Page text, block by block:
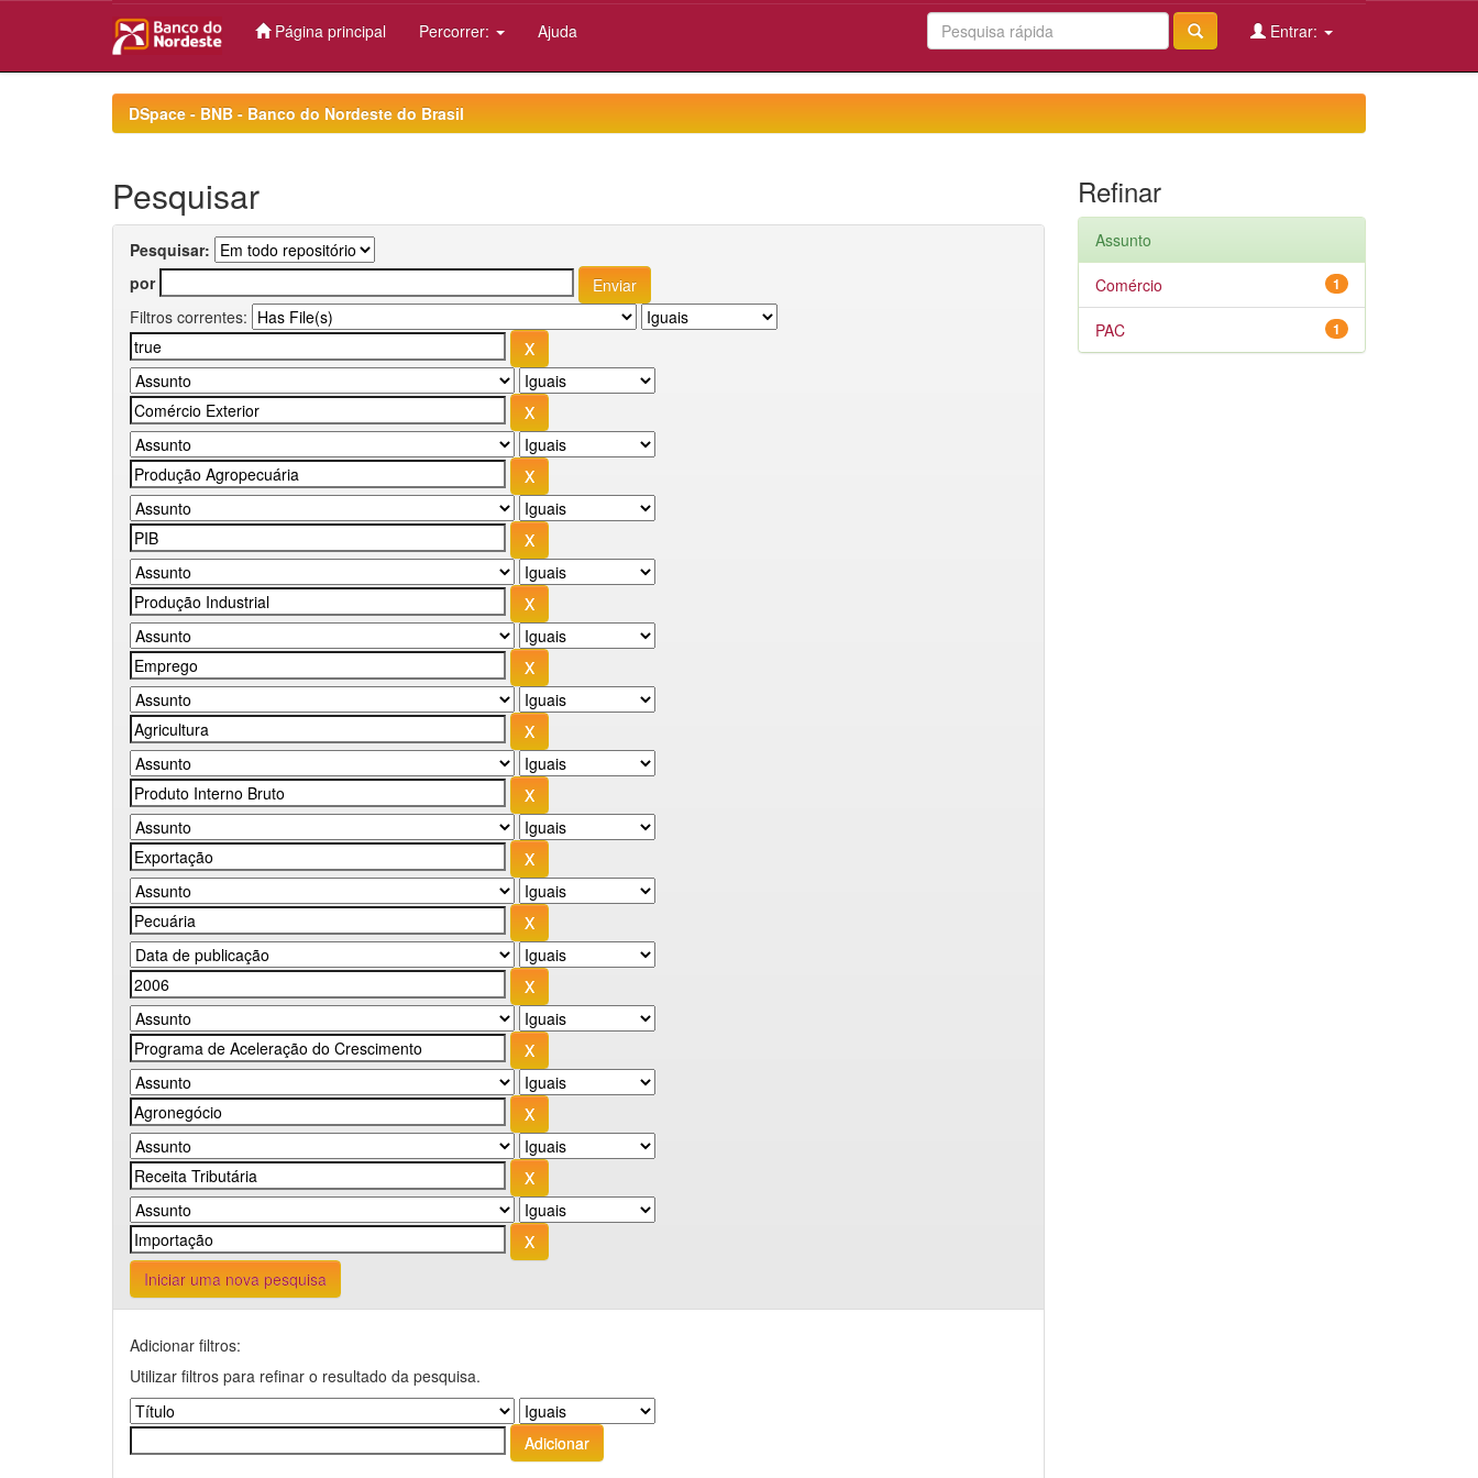
Página principal Percorrer: Ajuda Entrar:
DSpace - BNB - Banco do Nordeste do Brasil
Pesquisar
Pesquisar:
por
Filtros correntes:
Iniciar uma nova pesquisa
Adicionar filtros:
Utilizar filtros para refinar o resultado da pesquisa.
Refinar
Assunto
1
Comércio
1
PAC